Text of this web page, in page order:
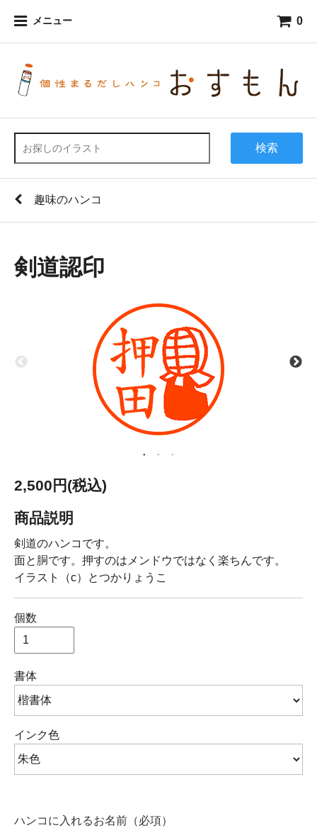
メニュー 0
検索
趣味のハンコ
剣道認印
2,500円(税込)
商品説明
剣道のハンコです。
面と胴です。押すのはメンドウではなく楽ちんです。
イラスト（c）とつかりょうこ
個数
書体
インク色
ハンコに入れるお名前（必項）